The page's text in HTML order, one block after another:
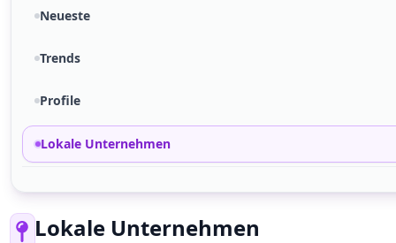
Neueste
Trends
Profile
Lokale Unternehmen
Lokale Unternehmen